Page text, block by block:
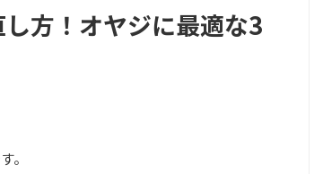
方！オヤジに最適な3
。